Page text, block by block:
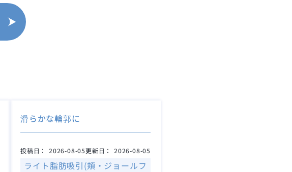
滑らかな輪郭に
投稿日： 2026-08-05更新日： 2026-08-05
ライト脂肪吸引(頬・ジョールフ